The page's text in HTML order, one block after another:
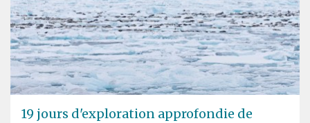
19 jours d'exploration approfondie de